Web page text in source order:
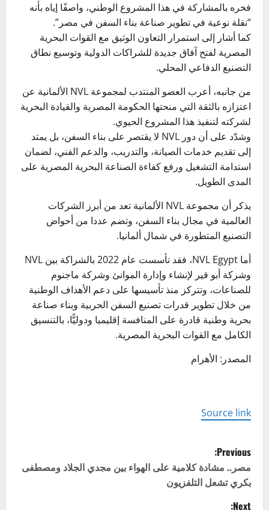
فخره بالمشاركة في هذا المشروع الوطني، واصفًا إياه بأنه
“نقلة نوعية في تطوير صناعة بناء السفن في مصر”.
كما أشار إلى استمرار التعاون الوثيق مع القوات البحرية
المصرية لفتح آفاق جديدة للشراكات الدولية وتوسيع نطاق
التصنيع الدفاعي المحلي.
من جانبه، أعرب العضو المنتدب لمجموعة NVL الألمانية عن
اعتزازه بالثقة التي منحتها الحكومة المصرية والقيادة البحرية
لشركته لتنفيذ هذا المشروع الحيوي.
وشدّد على أن دور NVL لا يقتصر على بناء السفن، بل يمتد
إلى تقديم خدمات الصيانة، والتدريب، والدعم الفني، لضمان
استدامة التشغيل ورفع كفاءة الصناعة البحرية المصرية على
المدى الطويل.
يذكر أن مجموعة NVL الألمانية تعد من أبرز الشركات
العالمية في مجال بناء السفن، وتضم عددا من أحواض
التصنيع المتطورة في شمال ألمانيا.
أما NVL Egypt، فقد تأسست عام 2022 بالشراكة بين NVL
وشركة أبو قير لإنشاء وإدارة الموانئ وشركة ماجنوم
للصناعات، وتتركز منذ تأسيسها على دعم الأهداف الوطنية
من خلال تطوير قدرات تصنيع السفن الحربية وبناء صناعة
بحرية وطنية قادرة على المنافسة إقليميا ودوليًّا، بالتنسيق
الكامل مع القوات البحرية المصرية.
المصدر: الأهرام
Source link
P
o
s
Previous:
مصر.. مشادة كلامية على الهواء بين مجدي الجلاد ومصطفى
بكري تشعل التلفزيون
Next: